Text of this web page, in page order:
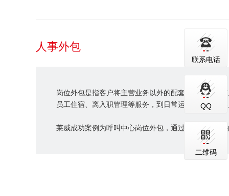
人事外包
岗位外包是指客户将主营业务以外的配套岗位，所有
员工住宿、离入职管理等服务，到日常运营排班；使
莱威成功案例为呼叫中心岗位外包，通过莱威公司提
联系电话
QQ
二维码